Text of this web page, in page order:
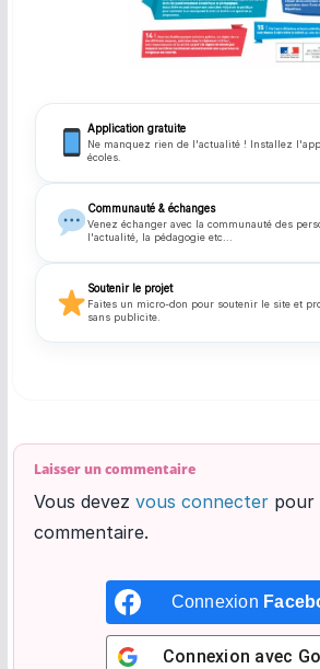
Application gratuite
Ne manquez rien de l'actualité ! Installez
écoles.
Communauté & échanges
Venez échanger avec la communauté des
l'actualité, la pédagogie etc...
Soutenir le projet
Faites un micro-don pour soutenir le site et
sans publicite.
Laisser un commentaire
Vous devez vous connecterpour
commentaire.
Connexion
Connexion avec